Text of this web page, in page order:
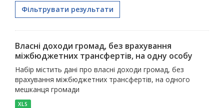
Фільтрувати результати
Власні доходи громад, без врахування
міжбюджетних трансфертів, на одну особу
Набір містить дані про власні доходи громад, без
врахування міжбюджетних трансфертів, на одного
мешканця громади
XLS